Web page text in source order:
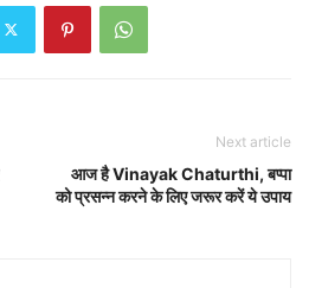
Next article
आज है Vinayak Chaturthi, बप्पा
को प्रसन्न करने के लिए जरूर करें ये उपाय